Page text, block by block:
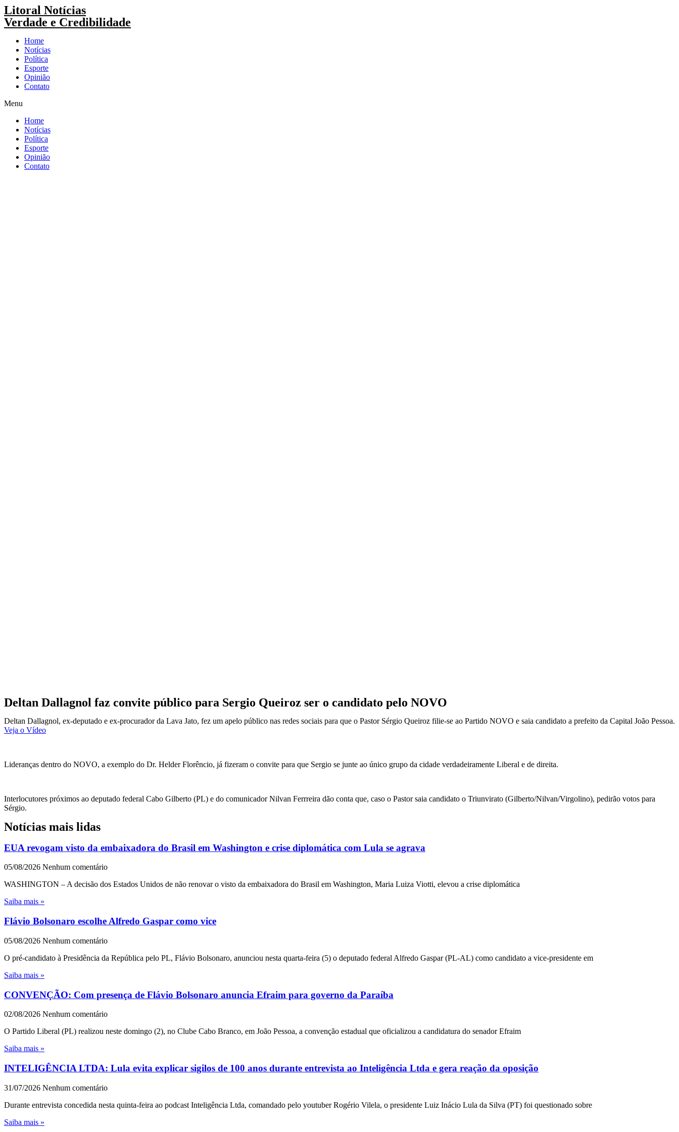
Pular
para
o
Litoral Notícias
Verdade e Credibilidade
Home
Notícias
Política
Esporte
Opinião
Contato
Menu
Home
Notícias
Política
Esporte
Opinião
Contato
Deltan Dallagnol faz convite público para Sergio Queiroz ser o candidato pelo NOVO
Deltan Dallagnol, ex-deputado e ex-procurador da Lava Jato, fez um apelo público nas redes sociais para que o Pastor Sérgio Queiroz filie-se ao Partido NOVO e saia candidato a prefeito da Capital João Pessoa.
Veja o Vídeo
Lideranças dentro do NOVO, a exemplo do Dr. Helder Florêncio, já fizeram o convite para que Sergio se junte ao único grupo da cidade verdadeiramente Liberal e de direita.
Interlocutores próximos ao deputado federal Cabo Gilberto (PL) e do comunicador Nilvan Ferrreira dão conta que, caso o Pastor saia candidato o Triunvirato (Gilberto/Nilvan/Virgolino), pedirão votos para
Sérgio.
Notícias mais lidas
EUA revogam visto da embaixadora do Brasil em Washington e crise diplomática com Lula se agrava
05/08/2026 Nenhum comentário
WASHINGTON – A decisão dos Estados Unidos de não renovar o visto da embaixadora do Brasil em Washington, Maria Luiza Viotti, elevou a crise diplomática
Saiba mais »
Flávio Bolsonaro escolhe Alfredo Gaspar como vice
05/08/2026 Nenhum comentário
O pré-candidato à Presidência da República pelo PL, Flávio Bolsonaro, anunciou nesta quarta-feira (5) o deputado federal Alfredo Gaspar (PL-AL) como candidato a vice-presidente em
Saiba mais »
CONVENÇÃO: Com presença de Flávio Bolsonaro anuncia Efraim para governo da Paraíba
02/08/2026 Nenhum comentário
O Partido Liberal (PL) realizou neste domingo (2), no Clube Cabo Branco, em João Pessoa, a convenção estadual que oficializou a candidatura do senador Efraim
Saiba mais »
INTELIGÊNCIA LTDA: Lula evita explicar sigilos de 100 anos durante entrevista ao Inteligência Ltda e gera reação da oposição
31/07/2026 Nenhum comentário
Durante entrevista concedida nesta quinta-feira ao podcast Inteligência Ltda, comandado pelo youtuber Rogério Vilela, o presidente Luiz Inácio Lula da Silva (PT) foi questionado sobre
Saiba mais »